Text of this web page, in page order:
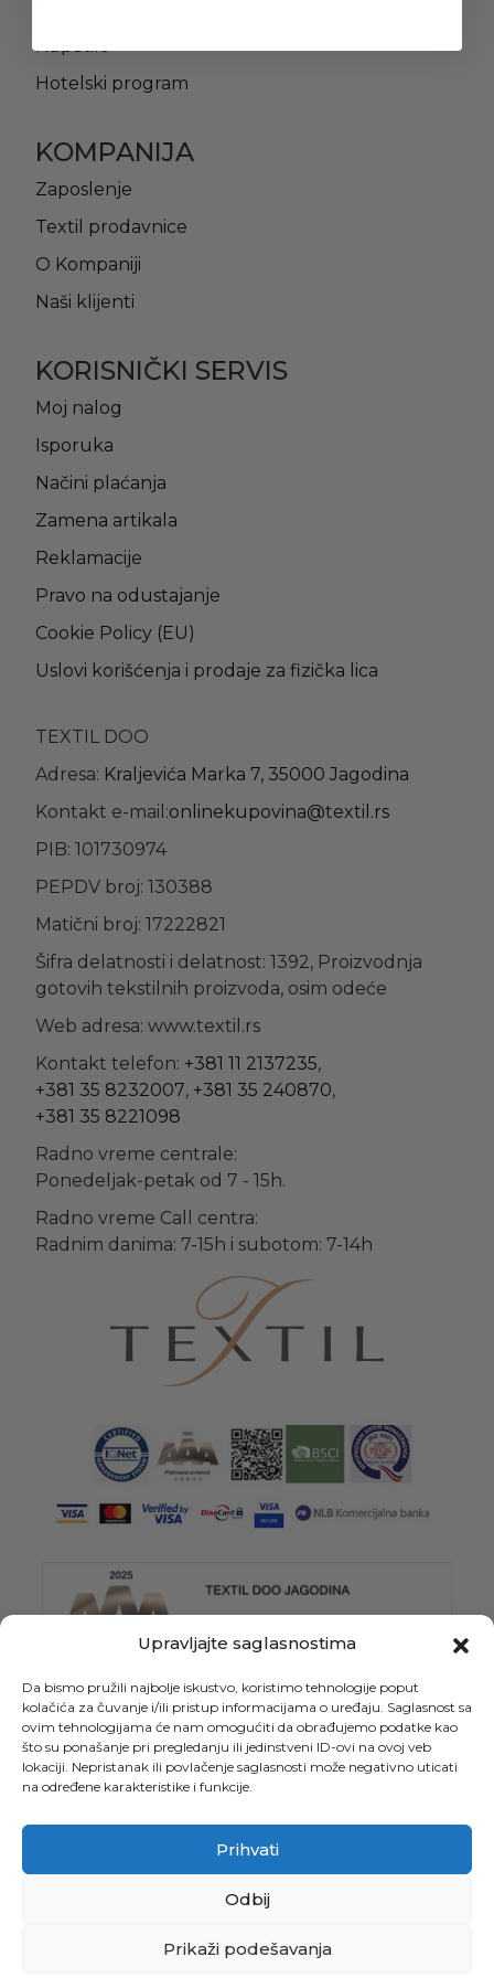
Upravljajte saglasnostima
Da bismo pružili najbolje iskustvo, koristimo tehnologije poput
kolačića za čuvanje i/ili pristup informacijama o uređaju. Saglasnost sa
ovim tehnologijama će nam omogućiti da obrađujemo podatke kao
što su ponašanje pri pregledanju ili jedinstveni ID-ovi na ovoj veb
lokaciji. Nepristanak ili povlačenje saglasnosti može negativno uticati
na određene karakteristike i funkcije.
Prihvati
Odbij
Prikaži podešavanja
Kupatilo
Hotelski program
KOMPANIJA
Zaposlenje
Textil prodavnice
O Kompaniji
Naši klijenti
KORISNIČKI SERVIS
Moj nalog
Isporuka
Načini plaćanja
Zamena artikala
Reklamacije
Pravo na odustajanje
Cookie Policy (EU)
Uslovi korišćenja i prodaje za fizička lica
TEXTIL DOO
Adresa: Kraljevića Marka 7, 35000 Jagodina
Kontakt e-mail:onlinekupovina@textil.rs
PIB: 101730974
PEPDV broj: 130388
Matični broj: 17222821
Šifra delatnosti i delatnost: 1392, Proizvodnja
gotovih tekstilnih proizvoda, osim odeće
Web adresa: www.textil.rs
Kontakt telefon: +381 11 2137235,
+381 35 8232007, +381 35 240870,
+381 35 8221098
Radno vreme centrale:
Ponedeljak-petak od 7 - 15h.
Radno vreme Call centra:
Radnim danima: 7-15h i subotom: 7-14h